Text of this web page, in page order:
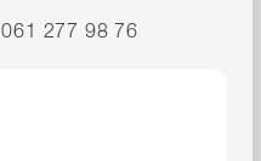
061 277 98 76